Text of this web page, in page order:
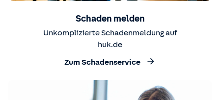
Schaden melden
Unkomplizierte Schadenmeldung auf
huk.de
Zum Schadenservice